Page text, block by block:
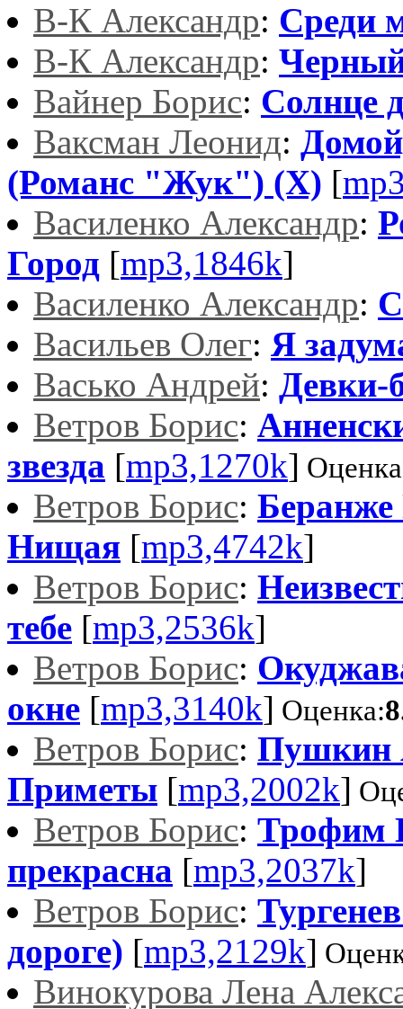
В-К Александр: Среди
В-К Александр:
Вайнер Борис: Солнце
Ваксман Леонид:
(Романс "Жук") (Х) [
Василенко Александр:
Город [mp3,1846k]
Василенко Александр:
Васильев Олег: Я
Васько Андрей: Девки-
Ветров Борис:
звезда [mp3,1270k]
Ветров Борис:
Нищая [mp3,4742k]
Ветров Борис:
тебе [mp3,2536k]
Ветров Борис:
окне [mp3,3140k] Оценка:
Ветров Борис: Пушкин
Приметы [mp3,2002k]
Ветров Борис: Трофим
прекрасна [mp3,2037k]
Ветров Борис:
дороге) [mp3,2129k]
Винокурова Лена